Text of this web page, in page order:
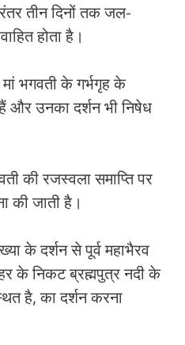
तीन दिनों तक जल-
होता है।
मां भगवती के गर्भगृह के
और उनका दर्शन भी निषेध
की रजस्वला समाप्ति पर
की जाती है।
के दर्शन से पूर्व महाभैरव
के निकट ब्रह्मपुत्र नदी के
है, का दर्शन करना